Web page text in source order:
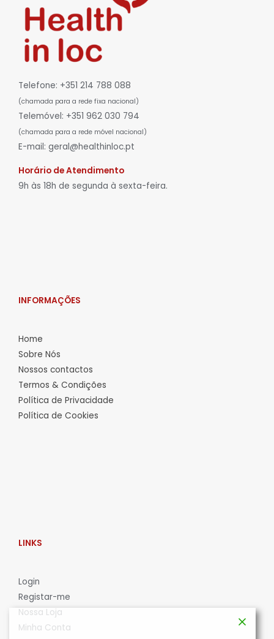
Telefone: +351 214 788 088
(chamada para a rede fixa nacional)
Telemóvel: +351 962 030 794
(chamada para a rede móvel nacional)
E-mail: geral@healthinloc.pt
Horário de Atendimento
9h às 18h de segunda à sexta-feira.
INFORMAÇÕES
Home
Sobre Nós
Nossos contactos
Termos & Condições
Política de Privacidade
Política de Cookies
LINKS
Login
Registar-me
Nossa Loja
Minha Conta